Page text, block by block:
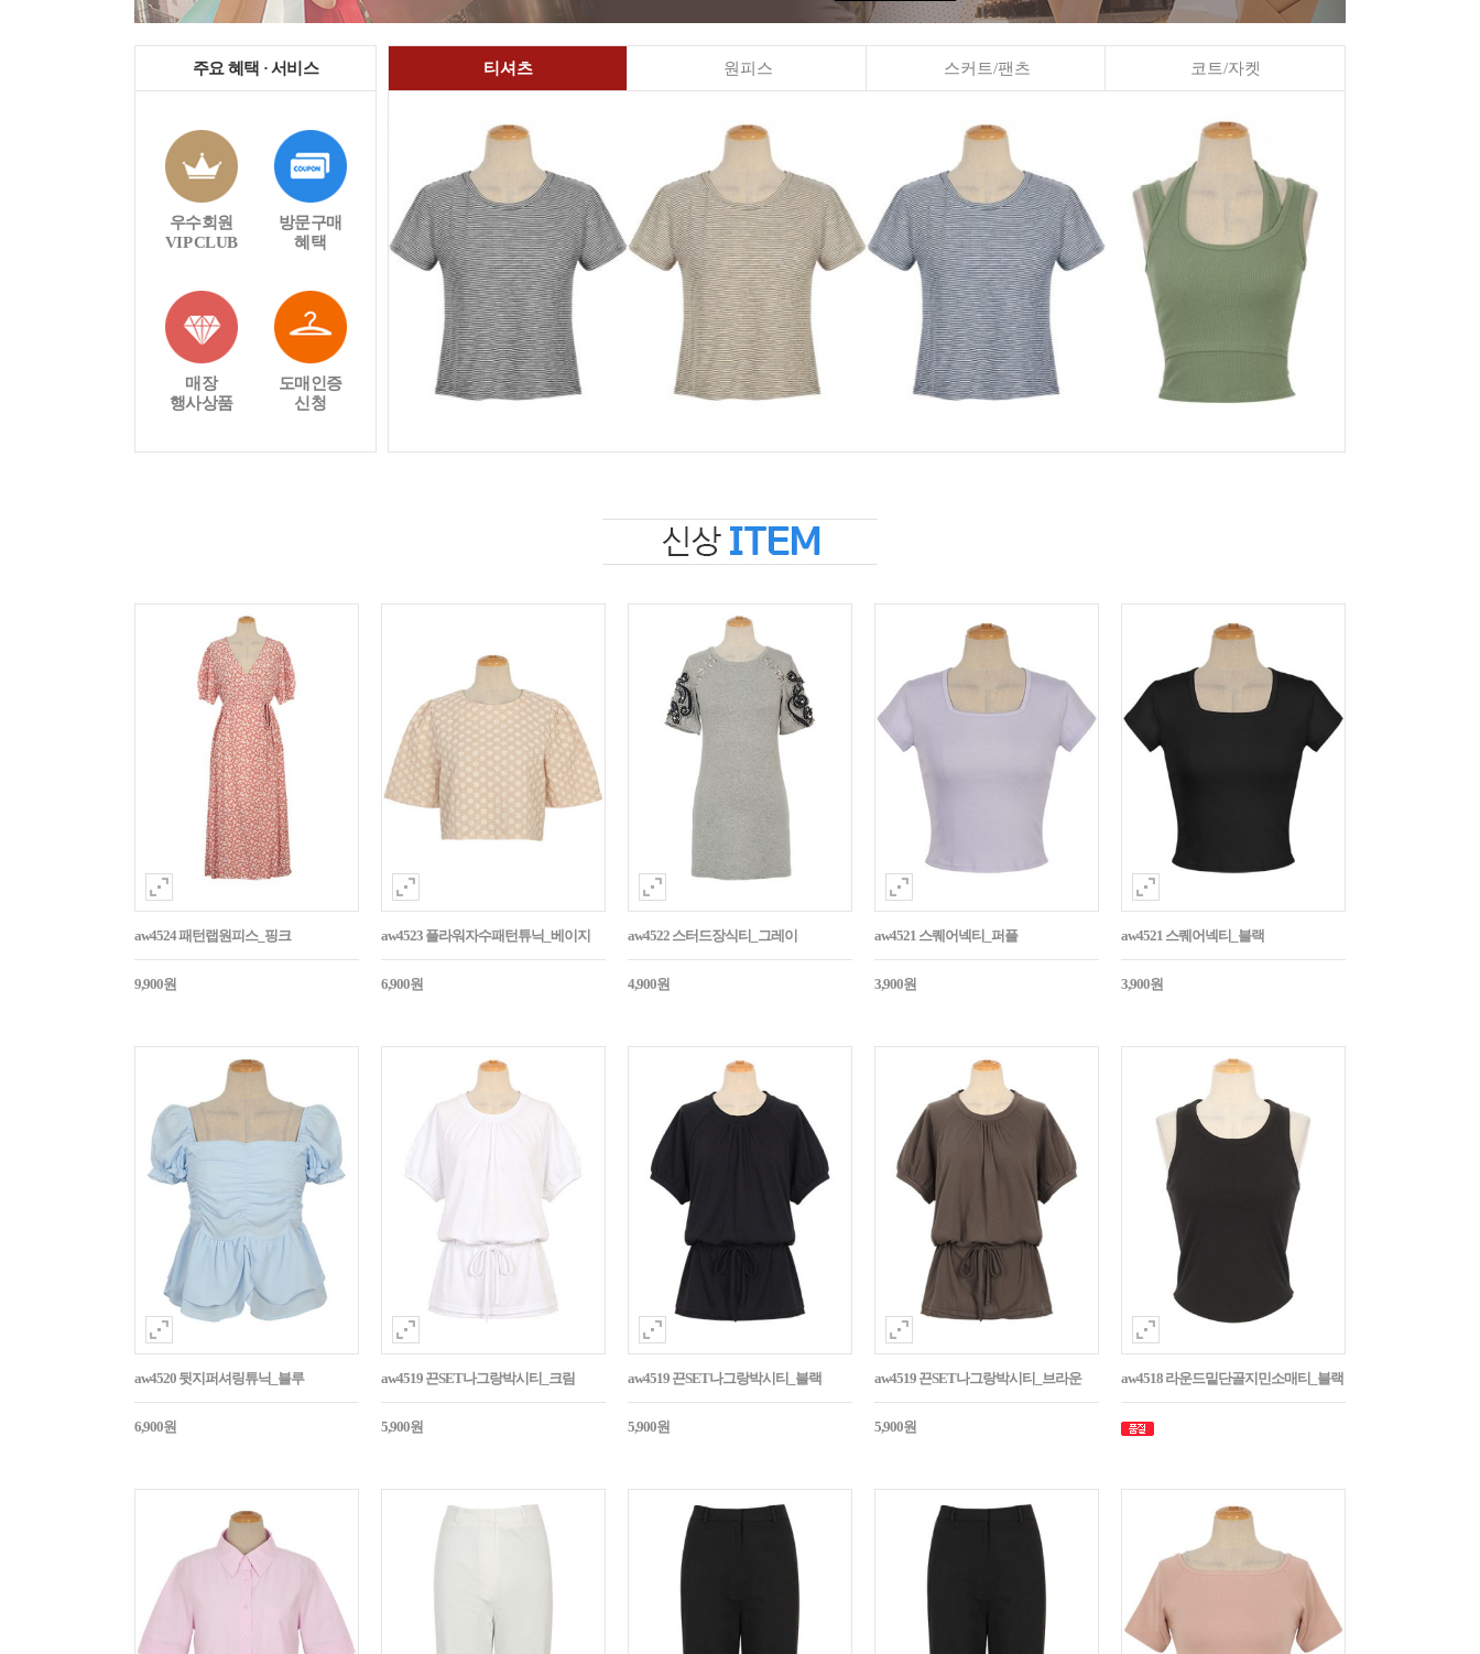
주요 혜택 · 서비스
우수회원
VIP CLUB
방문구매
혜택
매장
행사상품
도매인증
신청
티셔츠 원피스 스커트/팬츠 코트/자켓
aw4524 패턴랩원피스_핑크
9,900원
aw4523 플라워자수패턴튜닉_베이지
6,900원
aw4522 스터드장식티_그레이
4,900원
aw4521 스퀘어넥티_퍼플
3,900원
aw4521 스퀘어넥티_블랙
3,900원
aw4520 뒷지퍼셔링튜닉_블루
6,900원
aw4519 끈SET나그랑박시티_크림
5,900원
aw4519 끈SET나그랑박시티_블랙
5,900원
aw4519 끈SET나그랑박시티_브라운
5,900원
aw4518 라운드밑단골지민소매티_블랙